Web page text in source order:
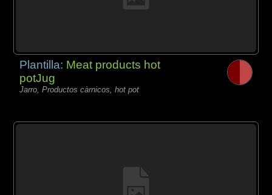
Plantilla: Meat products hot
potJug
Jarro, Productos càrnicos, hot pot